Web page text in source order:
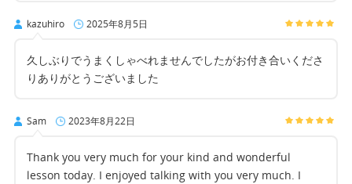
kazuhiro 2025年8月5日
久しぶりでうまくしゃべれませんでしたがお付き合いくださ
りありがとうございました
Sam 2023年8月22日
Thank you very much for your kind and wonderful
lesson today. I enjoyed talking with you very much. I